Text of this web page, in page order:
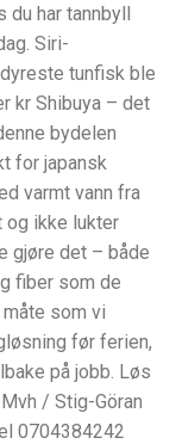
du har tannbyll
Siri-
tunfisk ble
kr Shibuya – det
bydelen
for japansk
varmt vann fra
og ikke lukter
gjøre det – både
fiber som de
som vi
før ferien,
på jobb. Løs
/ Stig-Göran
0704384242